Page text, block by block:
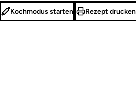
Kochmodus starten Rezept drucken